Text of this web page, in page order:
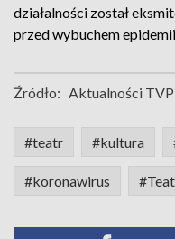
działalności został
przed wybuchem
Źródło: Aktualności
#teatr #kultura
#koronawirus